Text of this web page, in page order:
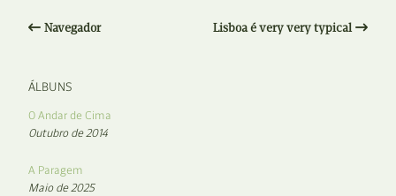
Navegador Lisboa é very very typical
ÁLBUNS
O Andar de Cima
Outubro de 2014
A Paragem
Maio de 2025